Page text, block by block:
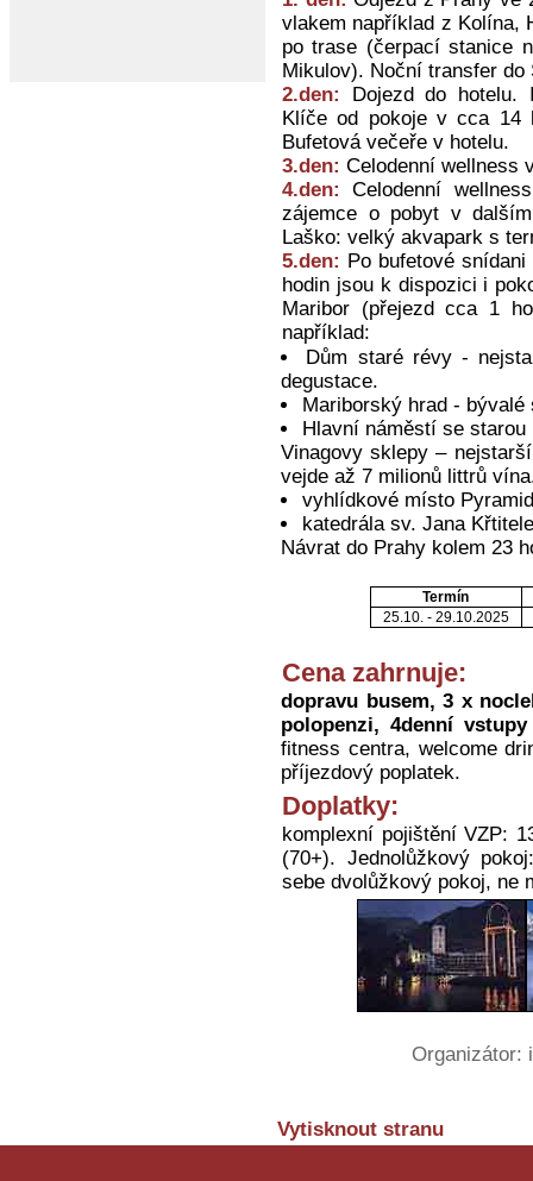
vlakem například z Kolína,
po trase (čerpací stanice
Mikulov). Noční transfer do
2.den:
Dojezd do hotelu.
Klíče od pokoje v cca 14
Bufetová večeře v hotelu.
3.den: Celodenní wellness
4.den:
Celodenní
zájemce o pobyt v
Laško: velký akvapark s
5.den: Po bufetové
hodin jsou k dispozici i
Maribor (přejezd cca 1
například:
Dům staré révy -
degustace.
Mariborský hrad - bývalé
Hlavní náměstí se
Vinagovy sklepy –
vejde až 7 milionů littrů
vyhlídkové místo
katedrála sv. Jana Křtitele
Návrat do Prahy kolem 23
Termín
25.10. - 29.10.2025
Cena zahrnuje:
dopravu busem, 3 x
polopenzi, 4denní
fitness centra, welcome
příjezdový poplatek.
Doplatky:
komplexní pojištění VZP:
(70+). Jednolůžkový
sebe dvolůžkový pokoj, ne
Organizátor:
Vytisknout stranu